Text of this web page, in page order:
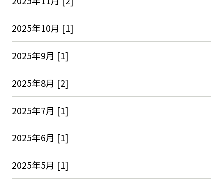
2025年10月 [1]
2025年9月 [1]
2025年8月 [2]
2025年7月 [1]
2025年6月 [1]
2025年5月 [1]